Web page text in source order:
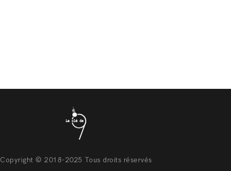
Copyright © 2018-2025 Tous droits réservés